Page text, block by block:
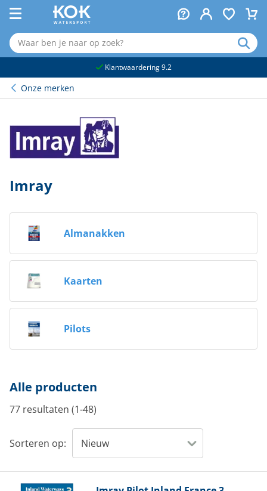
Klantwaardering 9.2
Onze merken
Imray
Almanakken
Kaarten
Pilots
Alle producten
77 resultaten (1-48)
Sorteren op: